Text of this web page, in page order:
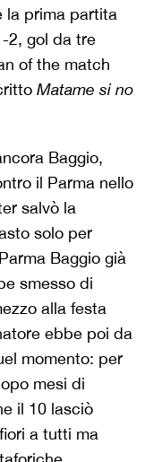
la prima partita
2, gol da tre
of the match
Matame si no
Baggio,
il Parma nello
salvò la
solo per
Baggio già
smesso di
alla festa
ebbe poi da
momento: per
mesi di
il 10 lasciò
a tutti ma